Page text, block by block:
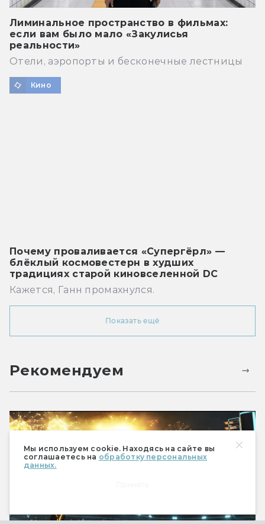
Мы используем cookie. Находясь на сайте вы
соглашаетесь на обработку персональных
данных.
Лиминальное пространство в фильмах:
если вам было мало «Закулисья
реальности»
Отели, аэропорты и бесконечные лестницы
Кино
Почему проваливается «Супергёрл» —
блёклый космовестерн в худших
традициях старой киновселенной DC
Кажется, Ганн промахнулся.
Показать ещё
Рекомендуем